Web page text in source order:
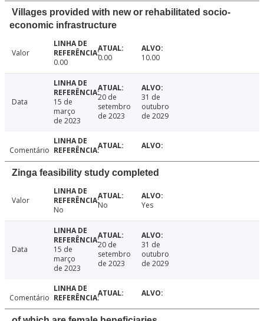
Villages provided with new or rehabilitated socio-
economic infrastructure
Valor
0.00
0.00 10.00
Data
15 de
março
de 2023
20 de
setembro
de 2023
31 de
outubro
de 2029
Comentário
Zinga feasibility study completed
Valor
No
No Yes
Data
15 de
março
de 2023
20 de
setembro
de 2023
31 de
outubro
de 2029
Comentário